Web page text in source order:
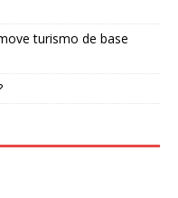
turismo de base